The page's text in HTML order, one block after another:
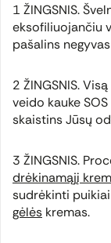
1 ŽINGSNIS.
eksofiliuojančiu
pašalins
2 ŽINGSNIS.
veido kauke
skaistins Jūsų
3 ŽINGSNIS.
drėkinamąjį
sudrėkinti puikiai
gėlės kremas.